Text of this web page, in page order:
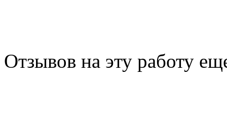
Отзывов на эту работу